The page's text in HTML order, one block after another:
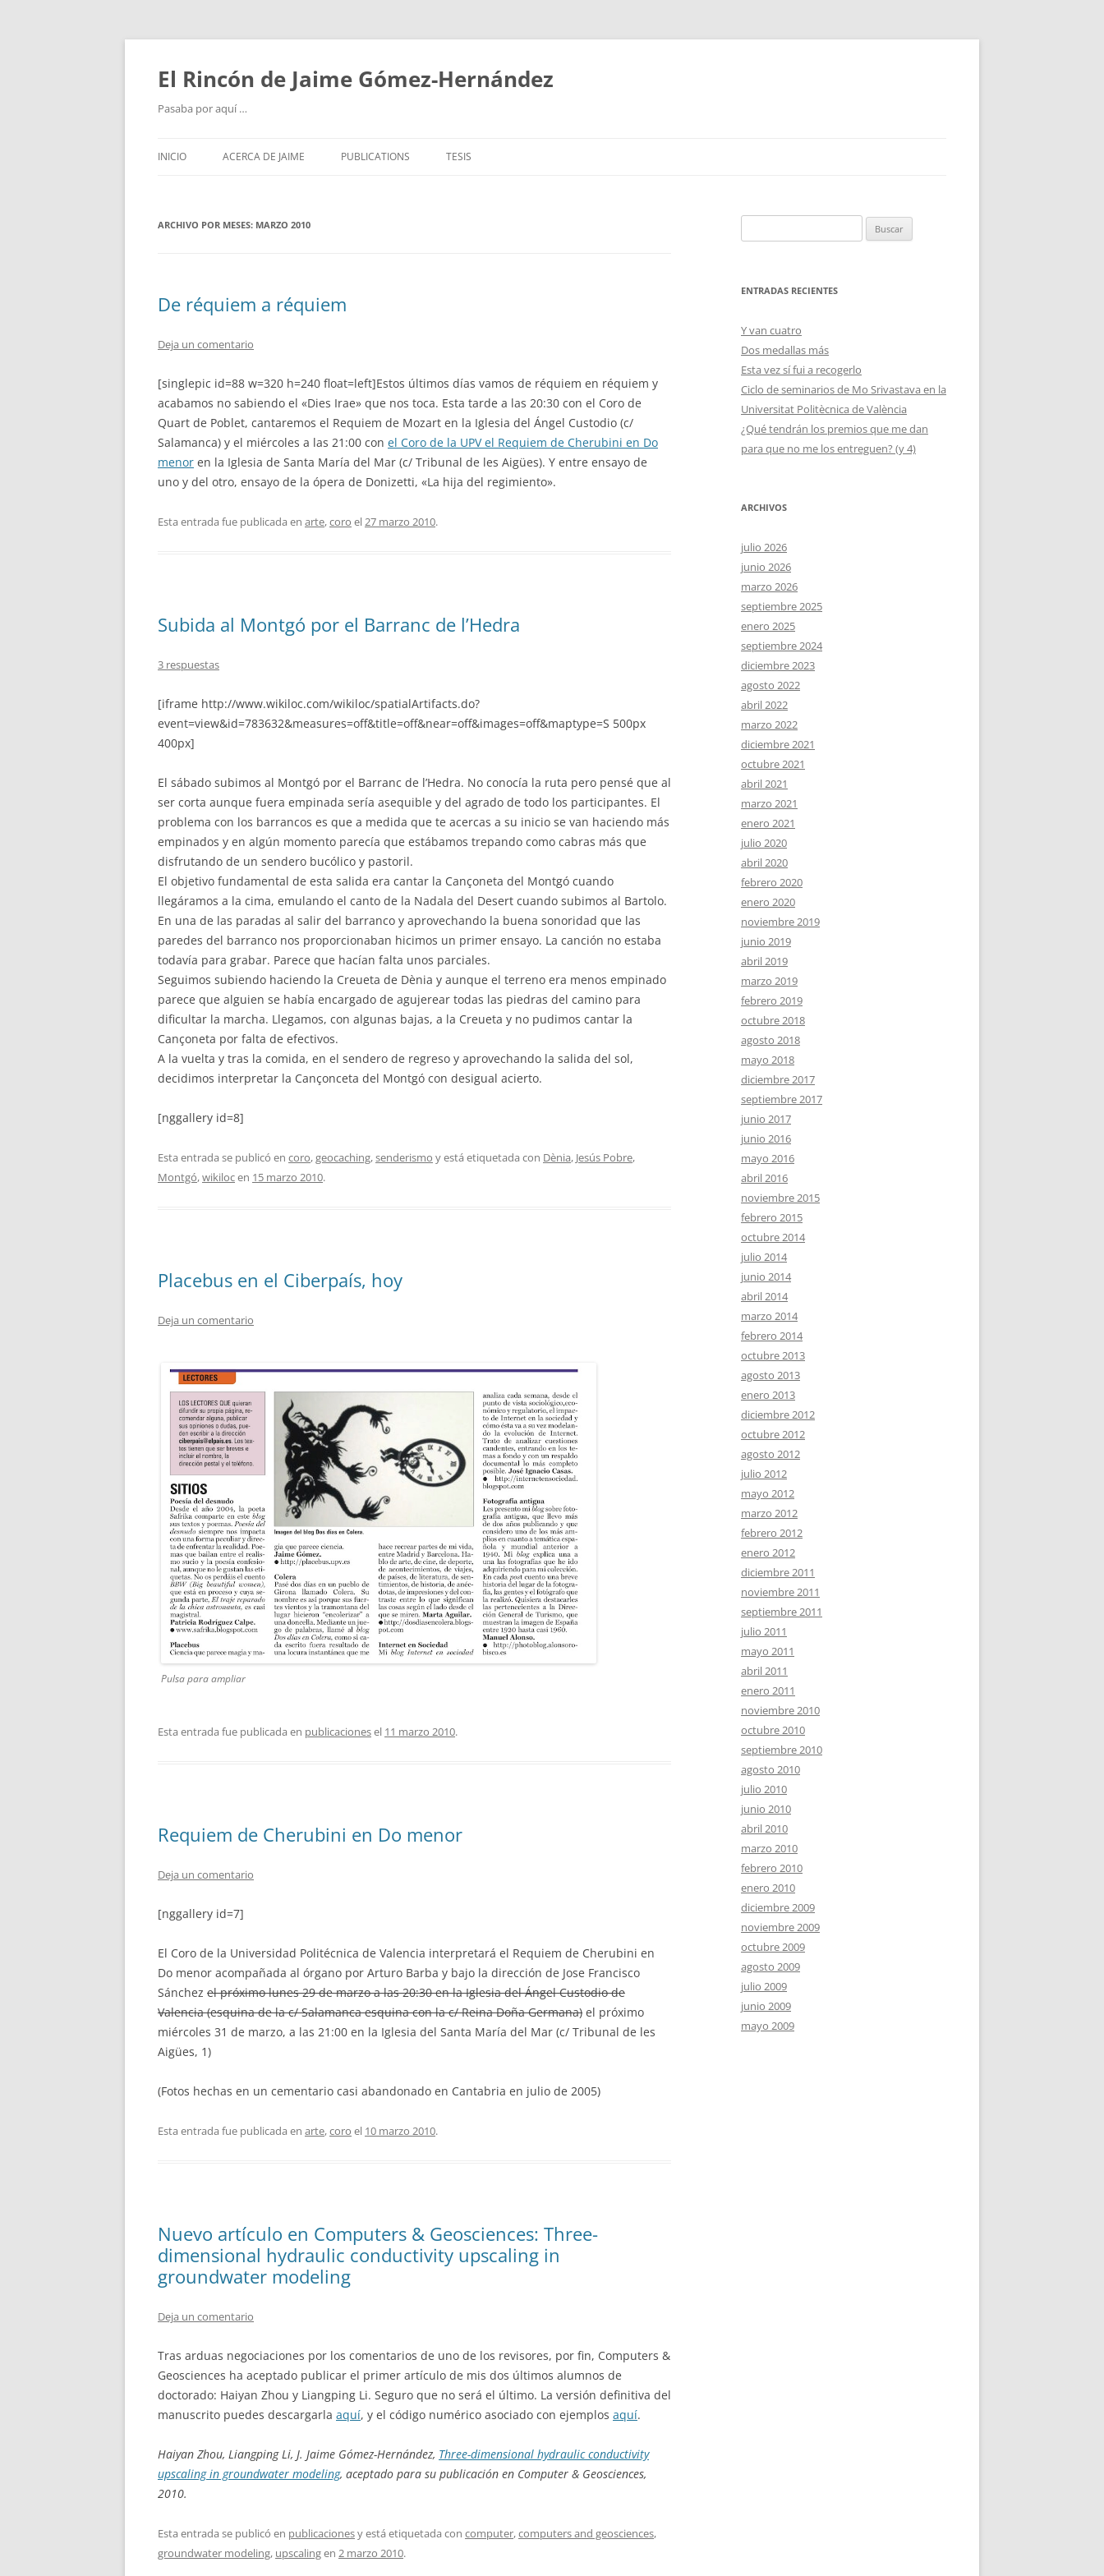
Saltar
contenido
El Rincón de Jaime Gómez-Hernández
Pasaba por aquí …
INICIO ACERCA DE JAIME PUBLICATIONS TESIS
ARCHIVO POR MESES: MARZO 2010
De réquiem a réquiem
Deja un comentario
[singlepic id=88 w=320 h=240 float=left]Estos últimos días vamos de réquiem en réquiem y
acabamos no sabiendo el «Dies Irae» que nos toca. Esta tarde a las 20:30 con el Coro de
Quart de Poblet, cantaremos el Requiem de Mozart en la Iglesia del Ángel Custodio (c/
Salamanca) y el miércoles a las 21:00 con el Coro de la UPV el Requiem de Cherubini en Do
menor en la Iglesia de Santa María del Mar (c/ Tribunal de les Aigües). Y entre ensayo de
uno y del otro, ensayo de la ópera de Donizetti, «La hija del regimiento».
Esta entrada fue publicada en arte,coro el27 marzo 2010.
Subida al Montgó por el Barranc de l’Hedra
3 respuestas
[iframe http://www.wikiloc.com/wikiloc/spatialArtifacts.do?
event=view&id=783632&measures=off&title=off&near=off&images=off&maptype=S 500px
400px]
El sábado subimos al Montgó por el Barranc de l’Hedra. No conocía la ruta pero pensé que al
ser corta aunque fuera empinada sería asequible y del agrado de todo los participantes. El
problema con los barrancos es que a medida que te acercas a su inicio se van haciendo más
empinados y en algún momento parecía que estábamos trepando como cabras más que
disfrutando de un sendero bucólico y pastoril.
El objetivo fundamental de esta salida era cantar la Cançoneta del Montgó cuando
llegáramos a la cima, emulando el canto de la Nadala del Desert cuando subimos al Bartolo.
En una de las paradas al salir del barranco y aprovechando la buena sonoridad que las
paredes del barranco nos proporcionaban hicimos un primer ensayo. La canción no estaba
todavía para grabar. Parece que hacían falta unos parciales.
Seguimos subiendo haciendo la Creueta de Dènia y aunque el terreno era menos empinado
parece que alguien se había encargado de agujerear todas las piedras del camino para
dificultar la marcha. Llegamos, con algunas bajas, a la Creueta y no pudimos cantar la
Cançoneta por falta de efectivos.
A la vuelta y tras la comida, en el sendero de regreso y aprovechando la salida del sol,
decidimos interpretar la Cançonceta del Montgó con desigual acierto.
[nggallery id=8]
Esta entrada se publicó en coro,geocaching,senderismo y está etiquetada con Dènia, Jesús Pobre,
Montgó,wikilocen 15 marzo 2010.
Placebus en el Ciberpaís, hoy
Deja un comentario
Pulsa para ampliar
Esta entrada fue publicada en publicacionesel 11 marzo 2010.
Requiem de Cherubini en Do menor
Deja un comentario
[nggallery id=7]
El Coro de la Universidad Politécnica de Valencia interpretará el Requiem de Cherubini en
Do menor acompañada al órgano por Arturo Barba y bajo la dirección de Jose Francisco
Sánchez el próximo lunes 29 de marzo a las 20:30 en la Iglesia del Ángel Custodio de
Valencia (esquina de la c/ Salamanca esquina con la c/ Reina Doña Germana) el próximo
miércoles 31 de marzo, a las 21:00 en la Iglesia del Santa María del Mar (c/ Tribunal de les
Aigües, 1)
(Fotos hechas en un cementario casi abandonado en Cantabria en julio de 2005)
Esta entrada fue publicada en arte,coro el 10 marzo 2010.
Nuevo artículo en Computers & Geosciences: Three-
dimensional hydraulic conductivity upscaling in
groundwater modeling
Deja un comentario
Tras arduas negociaciones por los comentarios de uno de los revisores, por fin, Computers &
Geosciences ha aceptado publicar el primer artículo de mis dos últimos alumnos de
doctorado: Haiyan Zhou y Liangping Li. Seguro que no será el último. La versión definitiva del
manuscrito puedes descargarla aquí, y el código numérico asociado con ejemplos aquí.
Haiyan Zhou, Liangping Li, J. Jaime Gómez-Hernández, Three-dimensional hydraulic conductivity
upscaling in groundwater modeling, aceptado para su publicación en Computer & Geosciences,
2010.
Esta entrada se publicó en publicacionesy está etiquetada con computer,computers and geosciences,
groundwater modeling, upscalingen 2 marzo 2010.
ENTRADAS RECIENTES
Y van cuatro
Dos medallas más
Esta vez sí fui a recogerlo
Ciclo de seminarios de Mo Srivastava en la
Universitat Politècnica de València
¿Qué tendrán los premios que me dan
para que no me los entreguen? (y 4)
ARCHIVOS
julio 2026
junio 2026
marzo 2026
septiembre 2025
enero 2025
septiembre 2024
diciembre 2023
agosto 2022
abril 2022
marzo 2022
diciembre 2021
octubre 2021
abril 2021
marzo 2021
enero 2021
julio 2020
abril 2020
febrero 2020
enero 2020
noviembre 2019
junio 2019
abril 2019
marzo 2019
febrero 2019
octubre 2018
agosto 2018
mayo 2018
diciembre 2017
septiembre 2017
junio 2017
junio 2016
mayo 2016
abril 2016
noviembre 2015
febrero 2015
octubre 2014
julio 2014
junio 2014
abril 2014
marzo 2014
febrero 2014
octubre 2013
agosto 2013
enero 2013
diciembre 2012
octubre 2012
agosto 2012
julio 2012
mayo 2012
marzo 2012
febrero 2012
enero 2012
diciembre 2011
noviembre 2011
septiembre 2011
julio 2011
mayo 2011
abril 2011
enero 2011
noviembre 2010
octubre 2010
septiembre 2010
agosto 2010
julio 2010
junio 2010
abril 2010
marzo 2010
febrero 2010
enero 2010
diciembre 2009
noviembre 2009
octubre 2009
agosto 2009
julio 2009
junio 2009
mayo 2009